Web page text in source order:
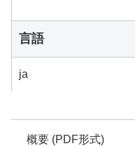
概要 (PDF形式)
言語
ja